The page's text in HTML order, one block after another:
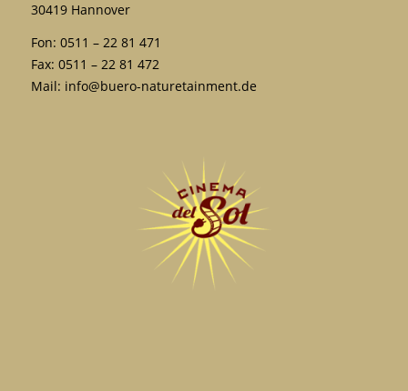
30419 Hannover
Fon: 0511 – 22 81 471
Fax: 0511 – 22 81 472
Mail: info@buero-naturetainment.de